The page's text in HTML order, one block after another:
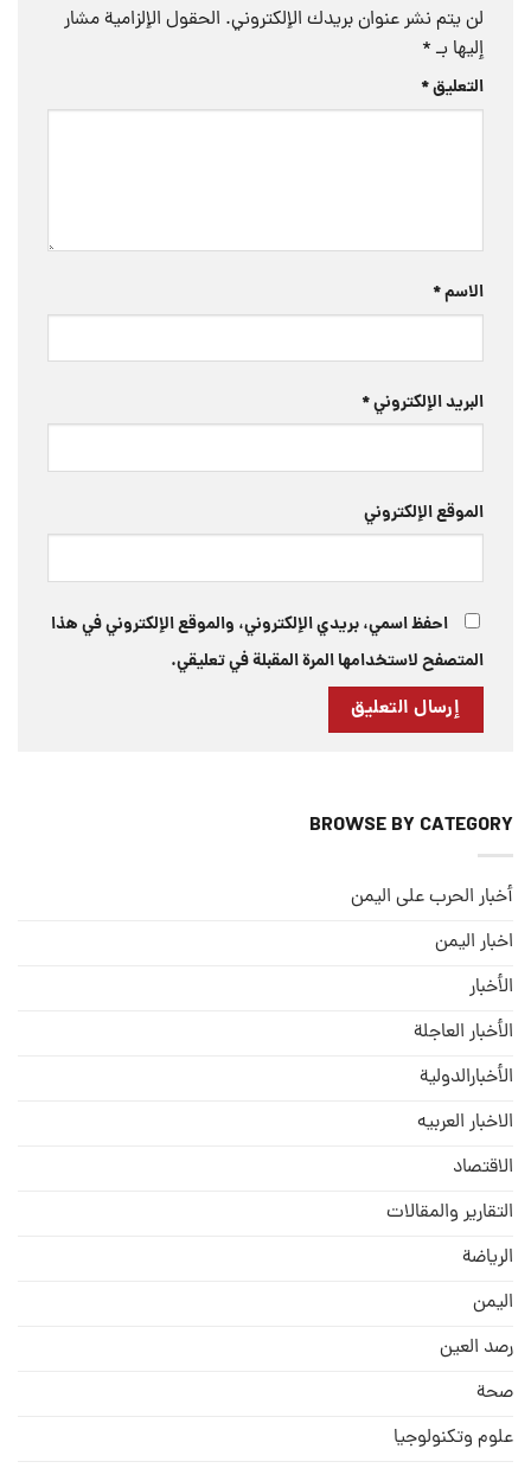
لن يتم نشر عنوان بريدك الإلكتروني. الحقول الإلزامية مشار
إليها بـ *
التعليق*
الاسم*
البريد الإلكتروني*
الموقع الإلكتروني
احفظ اسمي، بريدي الإلكتروني، والموقع الإلكتروني في هذا
المتصفح لاستخدامها المرة المقبلة في تعليقي.
BROWSE BY CATEGORY
أخبار الحرب على اليمن
اخبار اليمن
الأخبار
الأخبار العاجلة
الأخبارالدولية
الاخبار العربيه
الاقتصاد
التقارير والمقالات
الریاضة
الیمن
رصد العین
صحة
علوم وتكنولوجيا